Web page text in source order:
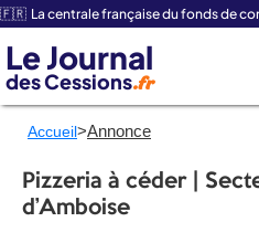
🇫🇷 La centrale française du fonds de
Le Journal
des Cessions.fr
Accueil>Annonce
Pizzeria à céder |
d’Amboise